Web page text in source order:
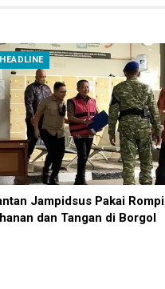
HEADLINE
Jampidsus Pakai Rompi
dan Tangan di Borgol